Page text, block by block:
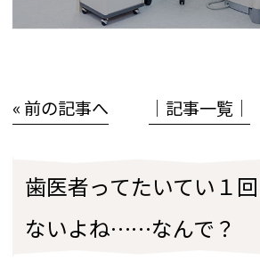
« 前の記事へ │記事一覧│
歯医者ってたいてい１
ないよね……なんで？